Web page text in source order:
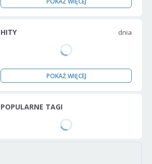
HITY dnia
POKAŻ WIĘCEJ
POPULARNE TAGI